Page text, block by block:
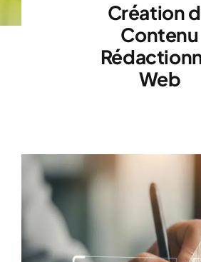
Création
Contenu
Web